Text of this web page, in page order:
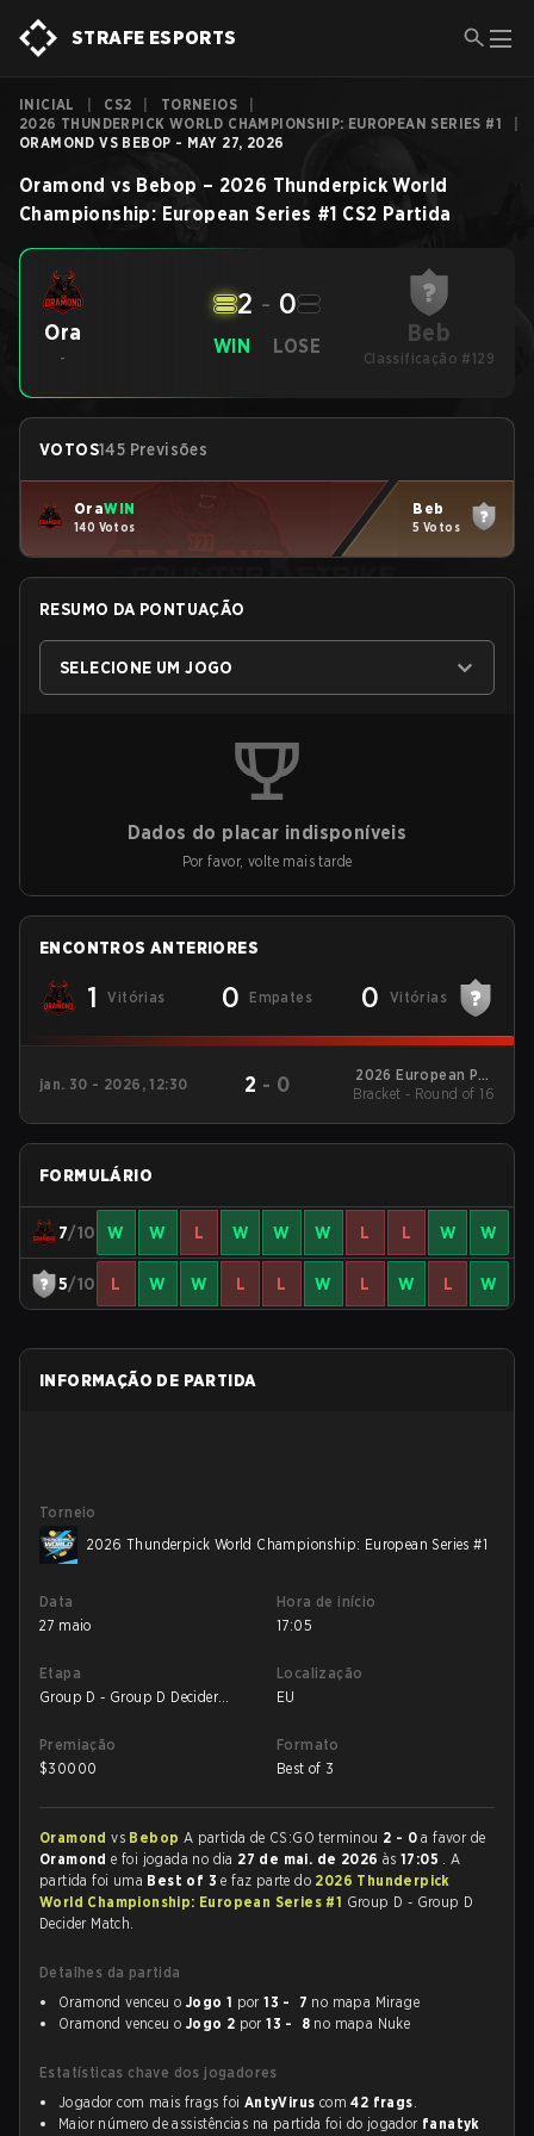
STRAFE ESPORTS
INICIAL CS2 TORNEIOS
2026 THUNDERPICK WORLD CHAMPIONSHIP: EUROPEAN SERIES #1
ORAMOND VS BEBOP - MAY 27, 2026
Oramond vs Bebop – 2026 Thunderpick World
Championship: European Series #1 CS2 Partida
Ora
-
WIN
2 - 0
LOSE Beb
Classificação #129
VOTOS145 Previsões
OraWIN
140 Votos
Beb
5 Votos
RESUMO DA PONTUAÇÃO
SELECIONE UM JOGO
Dados do placar indisponíveis
Por favor, volte mais tarde
ENCONTROS ANTERIORES
1 Vitórias 0 Empates 0 Vitórias
jan. 30 - 2026, 12:30 2 - 0
2026 European Pro
League Series 4
Bracket - Round of 16
FORMULÁRIO
7/10 W W L W W W L L W W
5/10 L W W L L W L W L W
INFORMAÇÃO DE PARTIDA
Torneio
2026 Thunderpick World Championship: European Series #1
Data
27 maio
Hora de início
17:05
Etapa
Group D - Group D Decider
Localização
EU
Premiação
$30000
Formato
Best of 3
Oramondvs Bebop A partida de CS:GO terminou 2 - 0 a favor de
Oramonde foi jogada no dia 27 de mai. de 2026 às17:05 . A
partida foi uma Best of 3e faz parte do 2026 Thunderpick
World Championship: European Series #1 Group D - Group D
Decider Match.
Detalhes da partida
Oramond venceu o Jogo 1 por13 - 7 no mapa Mirage
Oramond venceu o Jogo 2 por13 - 8 no mapa Nuke
Estatísticas chave dos jogadores
Jogador com mais frags foi AntyVirus com42 frags.
Maior número de assistências na partida foi do jogador fanatyk